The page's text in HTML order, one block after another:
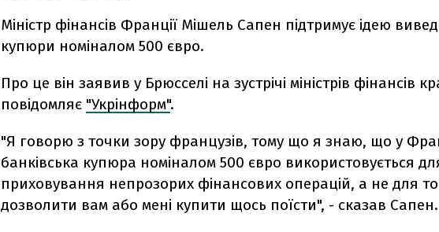
Міністр фінансів Франції Мішель Сапен підтримує ідею
купюри номіналом 500 євро.
Про це він заявив у Брюсселі на зустрічі міністрів фінансів
повідомляє "Укрінформ".
"Я говорю з точки зору французів, тому що я знаю, що у
банківська купюра номіналом 500 євро використовується
приховування непрозорих фінансових операцій, а не для
дозволити вам або мені купити щось поїсти", - сказав Сапен.